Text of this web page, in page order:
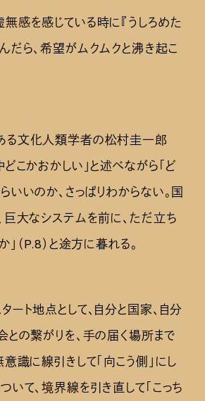
感を感じている時に『うしろめた
だら、希望がムクムクと沸き起こ
文化人類学者の松村圭一郎
どこかおかしい」と述べながら「ど
いいのか、さっぱりわからない。国
巨大なシステムを前に、ただ立ち
（P.8）と途方に暮れる。
ート地点として、自分と国家、自分
との繋がりを、手の届く場所まで
意識に線引きして「向こう側」にし
いて、境界線を引き直して「こっち